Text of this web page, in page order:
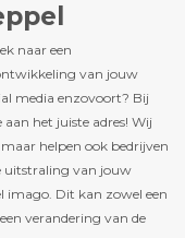
naar een
van jouw
media enzovoort? Bij
het juiste adres! Wij
helpen ook bedrijven
uitstraling van jouw
imago. Dit kan zowel een
verandering van de